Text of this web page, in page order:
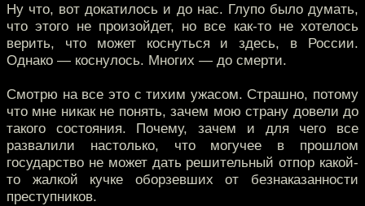
Ну что, вот докатилось и до нас. Глупо было думать,
что этого не произойдет, но все как-то не хотелось
верить, что может коснуться и здесь, в России.
Однако — коснулось. Многих — до смерти.
Смотрю на все это с тихим ужасом. Страшно, потому
что мне никак не понять, зачем мою страну довели до
такого состояния. Почему, зачем и для чего все
развалили настолько, что могучее в прошлом
государство не может дать решительный отпор какой-
то жалкой кучке оборзевших от безнаказанности
преступников.